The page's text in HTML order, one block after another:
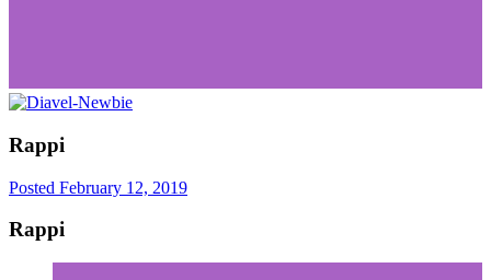
Rappi
Posted February 12, 2019
Rappi